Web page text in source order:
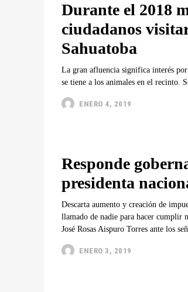
Durante el 2018
ciudadanos
Sahuatoba
La gran afluencia significa interés
ENERO 4, 2019
Responde
presidenta
Descarta aumento y creación de impuestos
llamado de nadie para hacer cumplir
José Rosas Aispuro Torres ante los
ENERO 3, 2019